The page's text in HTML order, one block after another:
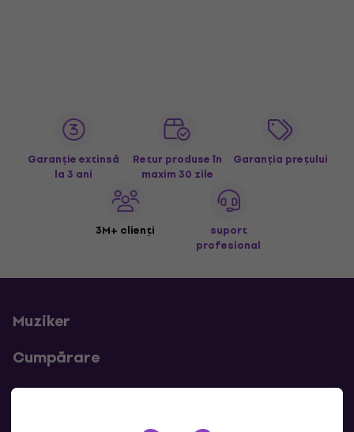
Garanție extinsă
la 3 ani
Retur produse în
maxim 30 zile
Garanția prețului
3M+ clienți
suport
profesional
Muziker
Cumpărare
Linkuri utile